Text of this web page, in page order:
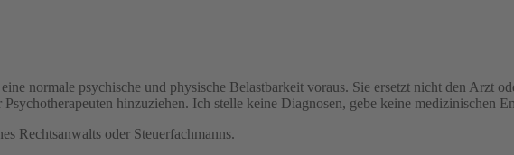
normale psychische und physische Belastbarkeit voraus. Sie ersetzt nicht den Arzt
hinzuziehen. Ich stelle keine Diagnosen, gebe keine medizinischen
Rechtsanwalts oder Steuerfachmanns.